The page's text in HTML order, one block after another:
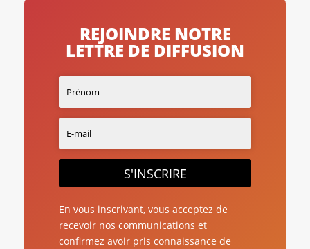
REJOINDRE NOTRE
LETTRE DE DIFFUSION
S'INSCRIRE
En vous inscrivant, vous acceptez de
recevoir nos communications et
confirmez avoir pris connaissance de